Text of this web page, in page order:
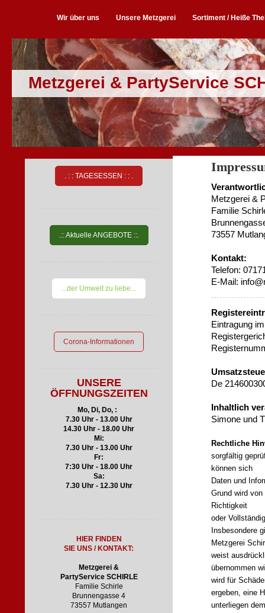
Wir über uns Unsere Metzgerei Sortiment / Heiße
Metzgerei & PartyService
. : : TAGESESSEN : : .
.:: Aktuelle ANGEBOTE ::.
...der Umwelt zu liebe...
Corona-Informationen
UNSERE
ÖFFNUNGSZEITEN
Mo, Di, Do, :
7.30 Uhr - 13.00 Uhr
14.30 Uhr - 18.00 Uhr
Mi:
7.30 Uhr - 13.00 Uhr
Fr:
7:30 Uhr - 18.00 Uhr
Sa:
7.30 Uhr - 12.30 Uhr
HIER FINDEN
S IE UNS / KONTAKT:
Metzgerei &
PartyService SCHIRLE
Familie Schirle
Brunnengasse 4
73557 Mutlangen
Metzgerei &
Familie
73557
Kontakt:
Telefon:
E-Mail:
Eintragung
De
Inhaltlich
Simone und
Rechtliche
sorgfältig
können sich
Daten und
Grund wird
Richtigkeit
oder
Insbesondere
Metzgerei
weist
übernommen
wird für
ergeben, eine
unterliegen